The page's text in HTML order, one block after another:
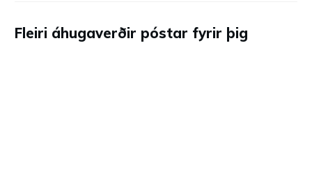
Fleiri áhugaverðir póstar fyrir þig